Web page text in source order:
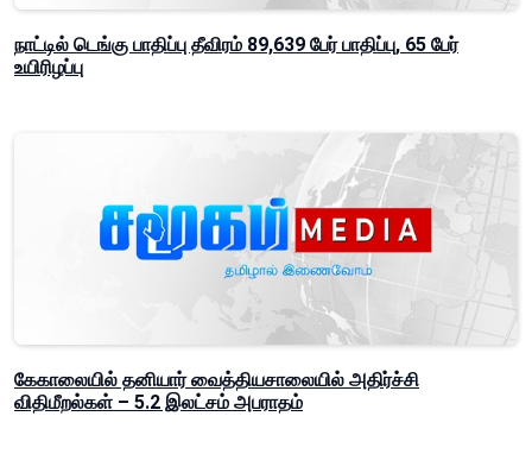
நாட்டில் டெங்கு பாதிப்பு தீவிரம் 89,639 பேர் பாதிப்பு, 65 பேர்
உயிரிழப்பு
கேகாலையில் தனியார் வைத்தியசாலையில் அதிர்ச்சி
விதிமீறல்கள் – 5.2 இலட்சம் அபராதம்